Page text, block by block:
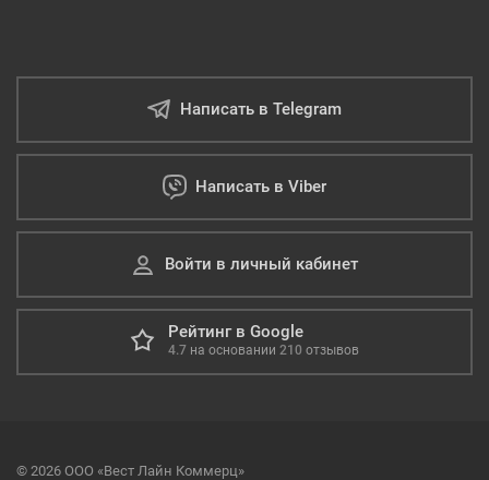
Написать в Telegram
Написать в Viber
Войти в личный кабинет
Рейтинг в Google
4.7 на основании 210 отзывов
© 2026 ООО «Вест Лайн Коммерц»